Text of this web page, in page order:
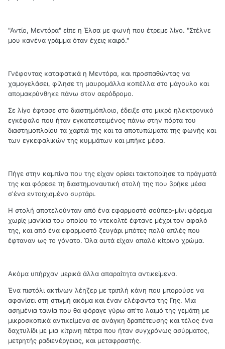
"Αντίο, Μεντόρα" είπε η Έλσα με φωνή που έτρεμε λίγο. "Στέλνε
μου κανένα γράμμα όταν έχεις καιρό."
Γνέφοντας καταφατικά η Μεντόρα, και προσπαθώντας να
χαμογελάσει, φίλησε τη μαυρομάλλα κοπέλλα στο μάγουλο και
απομακρύνθηκε πάνω στον αερόδρομο.
Σε λίγο έφτασε στο διαστημόπλοιο, έδειξε στο μικρό ηλεκτρονικό
εγκέφαλο που ήταν εγκατεστειμένος πάνω στην πόρτα του
διαστημοπλοίου τα χαρτιά της και τα αποτυπώματα της φωνής και
των εγκεφαλικών της κυμμάτων και μπήκε μέσα.
Πήγε στην καμπίνα που της είχαν ορίσει τακτοποίησε τα πράγματά
της και φόρεσε τη διαστημοναυτική στολή της που βρήκε μέσα
σ'ένα εντοιχισμένο συρτάρι.
Η στολή αποτελούνταν από ένα εφαρμοστό σούπερ-μίνι φόρεμα
χωρίς μανίκια του οποίου το ντεκολτέ έφτανε μέχρι τον αφαλό
της, και από ένα εφαρμοστό ζευγάρι μπότες πολύ απλές που
έφταναν ως το γόνατο. Όλα αυτά είχαν απαλό κίτρινο χρώμα.
Ακόμα υπήρχαν μερικά άλλα απαραίτητα αντικείμενα.
Ένα πιστόλι ακτίνων λέηζερ με τριπλή κάνη που μπορούσε να
αφανίσει στη στιγμή ακόμα και έναν ελέφαντα της Γης. Μια
ασημένια ταινία που θα φόραγε γύρω απ'το λαιμό της γεμάτη με
μικροσκοπικά αντικείμενα σε ανάγκη δραπέτευσης και τέλος ένα
δαχτυλίδι με μια κίτρινη πέτρα που ήταν συγχρόνως ασύρματος,
μετρητής ραδιενέργειας, και μεταφραστής.